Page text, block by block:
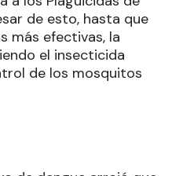
de esto, hasta que
más efectivas, la
el insecticida
de los mosquitos